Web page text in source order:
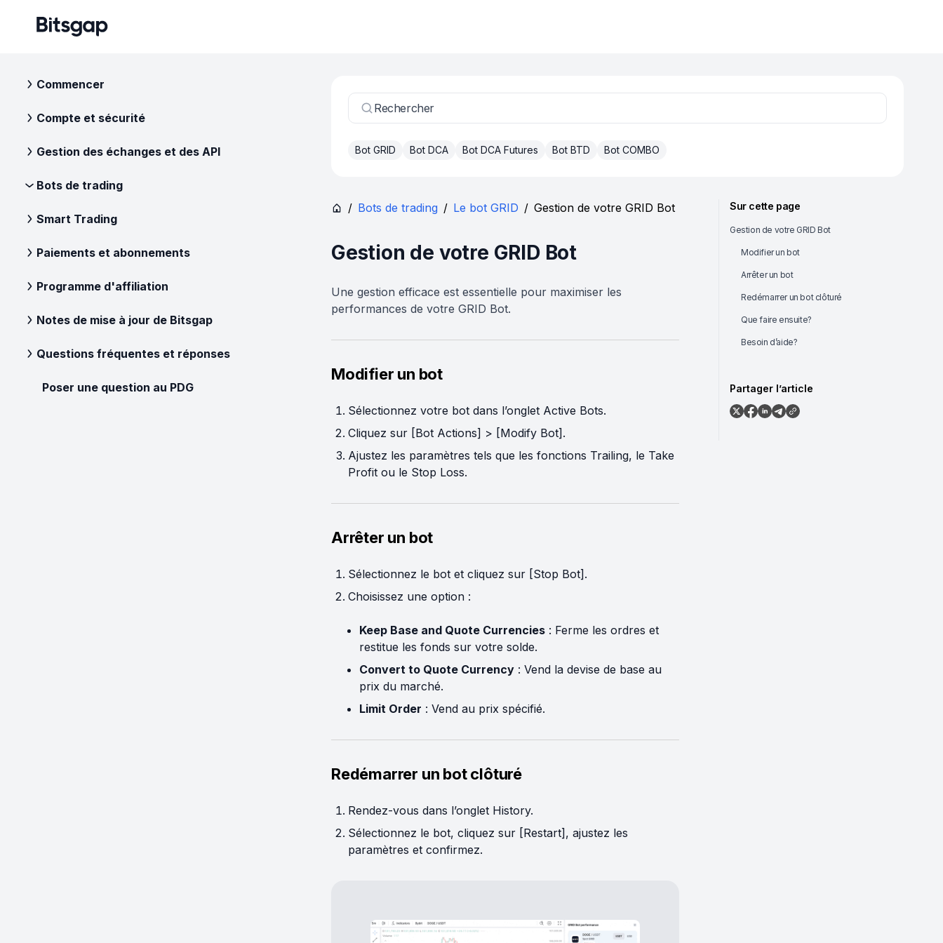
Commencer
Compte et sécurité
Gestion des échanges et des API
Bots de trading
Smart Trading
Paiements et abonnements
Programme d'affiliation
Notes de mise à jour de Bitsgap
Questions fréquentes et réponses
Poser une question au PDG
Rechercher
Bot GRID Bot DCA Bot DCA Futures Bot BTD Bot COMBO
/ Bots de trading / Le bot GRID / Gestion de votre GRID Bot
Gestion de votre GRID Bot
Une gestion efficace est essentielle pour maximiser les
performances de votre GRID Bot.
Modifier un bot
Sélectionnez votre bot dans l’onglet Active Bots.
Cliquez sur [Bot Actions] > [Modify Bot].
Ajustez les paramètres tels que les fonctions Trailing, le Take
Profit ou le Stop Loss.
Arrêter un bot
Sélectionnez le bot et cliquez sur [Stop Bot].
Choisissez une option :
Keep Base and Quote Currencies : Ferme les ordres et
restitue les fonds sur votre solde.
Convert to Quote Currency : Vend la devise de base au
prix du marché.
Limit Order : Vend au prix spécifié.
Redémarrer un bot clôturé
Rendez-vous dans l’onglet History.
Sélectionnez le bot, cliquez sur [Restart], ajustez les
paramètres et confirmez.
Sur cette page
Gestion de votre GRID Bot
Modifier un bot
Arrêter un bot
Redémarrer un bot clôturé
Que faire ensuite?
Besoin d’aide?
Partager l’article